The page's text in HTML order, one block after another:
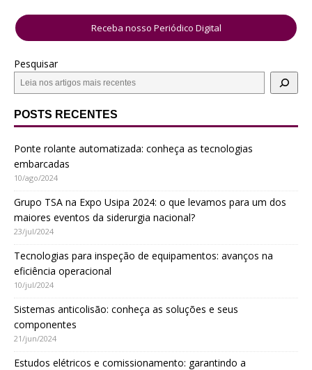
Receba nosso Periódico Digital
Pesquisar
POSTS RECENTES
Ponte rolante automatizada: conheça as tecnologias
embarcadas
10/ago/2024
Grupo TSA na Expo Usipa 2024: o que levamos para um dos
maiores eventos da siderurgia nacional?
23/jul/2024
Tecnologias para inspeção de equipamentos: avanços na
eficiência operacional
10/jul/2024
Sistemas anticolisão: conheça as soluções e seus
componentes
21/jun/2024
Estudos elétricos e comissionamento: garantindo a